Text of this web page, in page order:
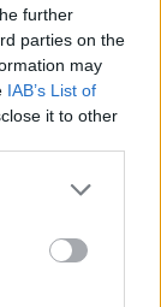
further
parties on the
may
IAB’s List of
it to other
Google
may click to
tags to
Google